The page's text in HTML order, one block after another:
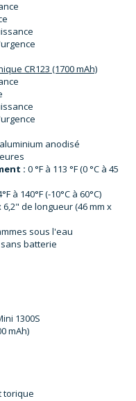
CR123 (1700 mAh)
anodisé
: 0 °F à 113 °F (0 °C à 45
à 140°F (-10°C à 60°C)
de longueur (46 mm x
sous l'eau
sans batterie
1300S
mAh)
torique